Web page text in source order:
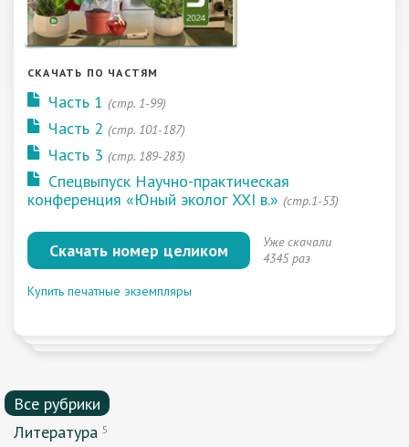
СКАЧАТЬ ПО ЧАСТЯМ
Часть 1 (стр. 1-99)
Часть 2 (стр. 101-187)
Часть 3 (стр. 189-283)
Спецвыпуск Научно-практическая
конференция «Юный эколог XXI в.» (стр.1-53)
Скачать номер целиком
Уже скачали
4345 раз
Купить печатные экземпляры
Все рубрики
Литература 5